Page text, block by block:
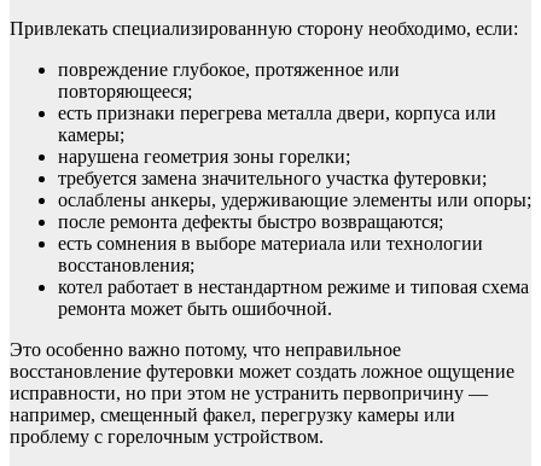
Привлекать специализированную сторону необходимо, если:
повреждение глубокое, протяженное или
повторяющееся;
есть признаки перегрева металла двери, корпуса или
камеры;
нарушена геометрия зоны горелки;
требуется замена значительного участка футеровки;
ослаблены анкеры, удерживающие элементы или опоры;
после ремонта дефекты быстро возвращаются;
есть сомнения в выборе материала или технологии
восстановления;
котел работает в нестандартном режиме и типовая схема
ремонта может быть ошибочной.
Это особенно важно потому, что неправильное
восстановление футеровки может создать ложное ощущение
исправности, но при этом не устранить первопричину —
например, смещенный факел, перегрузку камеры или
проблему с горелочным устройством.